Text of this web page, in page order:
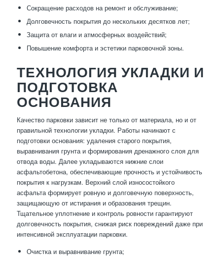
Сокращение расходов на ремонт и обслуживание;
Долговечность покрытия до нескольких десятков лет;
Защита от влаги и атмосферных воздействий;
Повышение комфорта и эстетики парковочной зоны.
ТЕХНОЛОГИЯ УКЛАДКИ И
ПОДГОТОВКА
ОСНОВАНИЯ
Качество парковки зависит не только от материала, но и от
правильной технологии укладки. Работы начинают с
подготовки основания: удаления старого покрытия,
выравнивания грунта и формирования дренажного слоя для
отвода воды. Далее укладываются нижние слои
асфальтобетона, обеспечивающие прочность и устойчивость
покрытия к нагрузкам. Верхний слой износостойкого
асфальта формирует ровную и долговечную поверхность,
защищающую от истирания и образования трещин.
Тщательное уплотнение и контроль ровности гарантируют
долговечность покрытия, снижая риск повреждений даже при
интенсивной эксплуатации парковки.
Очистка и выравнивание грунта;